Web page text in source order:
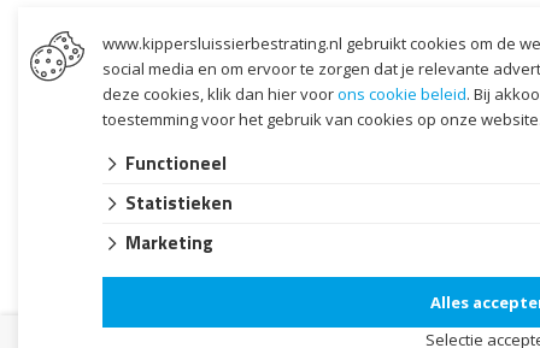
www.kippersluissierbestrating.nl gebruikt cookies om de
social media en om ervoor te zorgen dat je relevante
deze cookies, klik dan hier voorons cookie beleid. Bij
toestemming voor het gebruik van cookies op onze
Functioneel
Statistieken
Marketing
Selectie
Alles